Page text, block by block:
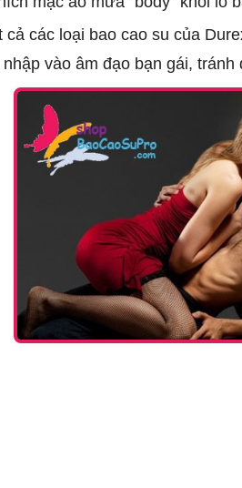
cả các loại bao cao su của
vào âm đạo bạn gái,